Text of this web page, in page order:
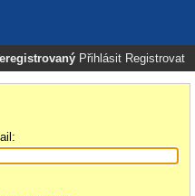
Přihlásit Registrovat